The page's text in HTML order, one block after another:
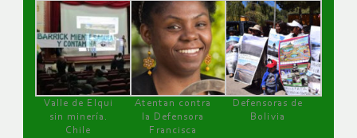
Valle de Elqui
sin minería.
Chile
Atentan contra
la Defensora
Francisca
Defensoras de
Bolivia